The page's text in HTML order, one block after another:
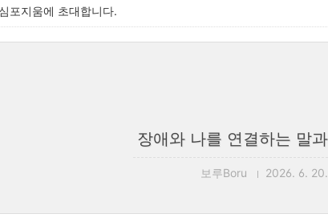
포지움에 초대합니다.
장애와 나를 연결하는 말
보루Boru 2026. 6.